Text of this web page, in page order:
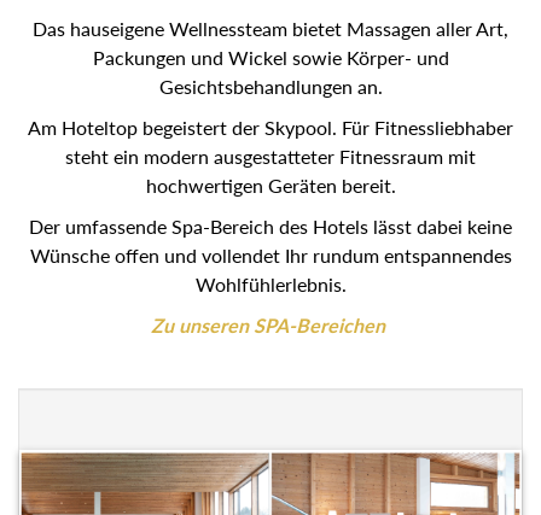
Das hauseigene Wellnessteam bietet Massagen aller Art,
Packungen und Wickel sowie Körper- und
Gesichtsbehandlungen an.
Am Hoteltop begeistert der Skypool. Für Fitnessliebhaber
steht ein modern ausgestatteter Fitnessraum mit
hochwertigen Geräten bereit.
Der umfassende Spa-Bereich des Hotels lässt dabei keine
Wünsche offen und vollendet Ihr rundum entspannendes
Wohlfühlerlebnis.
Zu unseren SPA-Bereichen